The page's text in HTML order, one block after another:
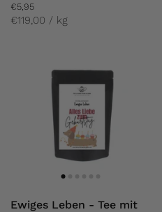
€5,95
€119,00 / kg
Ewiges Leben - Tee mit